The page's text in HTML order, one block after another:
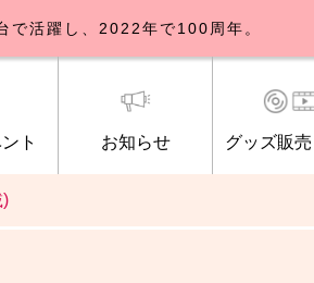
で活躍し、2022年で100周年。
ト
ブルックリンパーラー公演
お知らせ グッズ販
式グッズ販売
)